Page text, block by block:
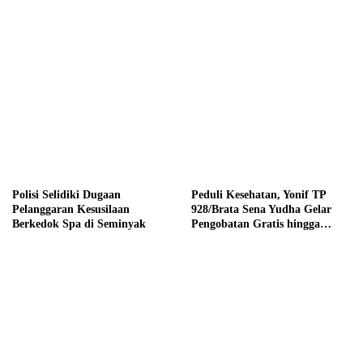
Polisi Selidiki Dugaan
Pelanggaran Kesusilaan
Berkedok Spa di Seminyak
Peduli Kesehatan, Yonif TP
928/Brata Sena Yudha Gelar
Pengobatan Gratis hingga